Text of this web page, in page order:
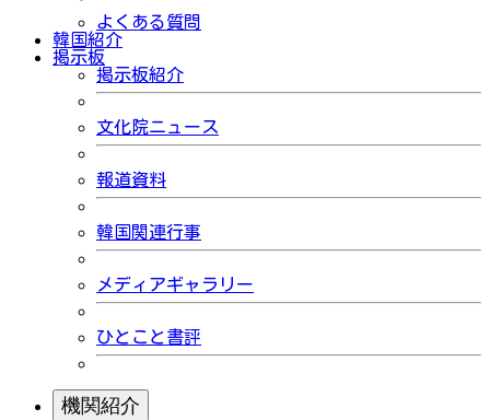
よくある質問
韓国紹介
掲示板
掲示板紹介
文化院ニュース
報道資料
韓国関連行事
メディアギャラリー
ひとこと書評
機関紹介